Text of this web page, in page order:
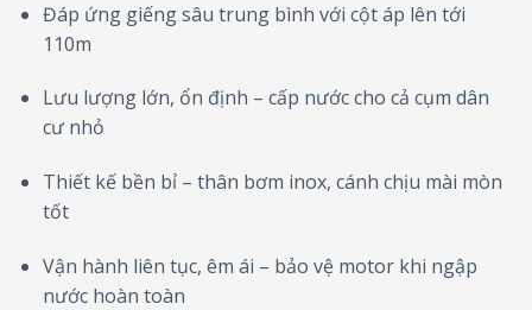
Đáp ứng giếng sâu trung bình với cột áp lên tới
110m
Lưu lượng lớn, ổn định – cấp nước cho cả cụm dân
cư nhỏ
Thiết kế bền bỉ – thân bơm inox, cánh chịu mài mòn
tốt
Vận hành liên tục, êm ái – bảo vệ motor khi ngập
nước hoàn toàn